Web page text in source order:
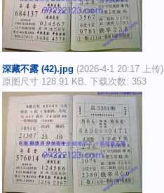
深藏不露 (42).jpg (2026-4-1 20:17 上传)
原图尺寸 128.91 KB, 下载次数: 353